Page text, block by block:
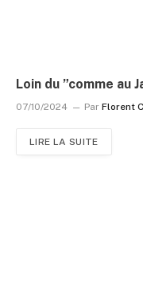
Loin du ”comme au
07/10/2024 Par Florent
LIRE LA SUITE